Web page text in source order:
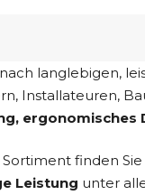
langlebigen,
Installateuren,
ergonomisches
finden
Leistung unter